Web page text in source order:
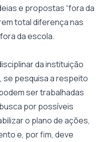
e propostas “fora da
total diferença nas
da escola.
da instituição
se pesquisa a respeito
ser trabalhadas
por possíveis
o plano de ações,
e, por fim, deve